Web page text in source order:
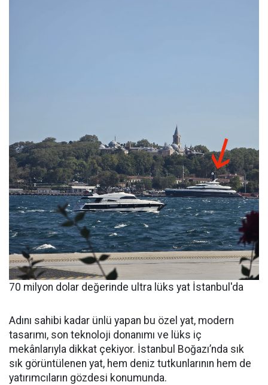
70 milyon dolar değerinde ultra lüks yat İstanbul'da
Adını sahibi kadar ünlü yapan bu özel yat, modern
tasarımı, son teknoloji donanımı ve lüks iç
mekânlarıyla dikkat çekiyor. İstanbul Boğazı’nda sık
sık görüntülenen yat, hem deniz tutkunlarının hem de
yatırımcıların gözdesi konumunda.